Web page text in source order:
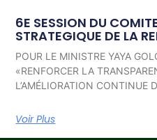
6E SESSION DU
STRATEGIQUE DE LA
POUR LE MINISTRE YAYA
«RENFORCER LA
L’AMÉLIORATION CONTINUE
Voir Plus